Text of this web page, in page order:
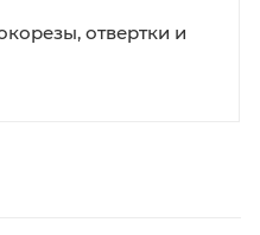
отвертки и